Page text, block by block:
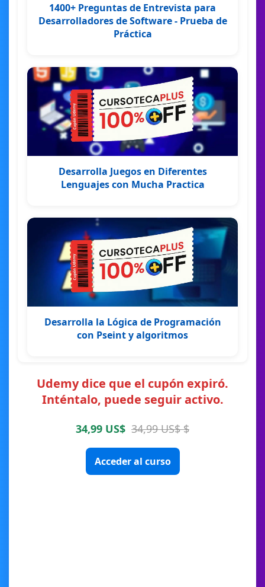
1400+ Preguntas de Entrevista para
Desarrolladores de Software - Prueba de
Práctica
Desarrolla Juegos en Diferentes
Lenguajes con Mucha Practica
Desarrolla la Lógica de Programación
con Pseint y algoritmos
Udemy dice que el cupón expiró.
Inténtalo, puede seguir activo.
34,99 US$ 34,99 US$ $
Acceder al curso